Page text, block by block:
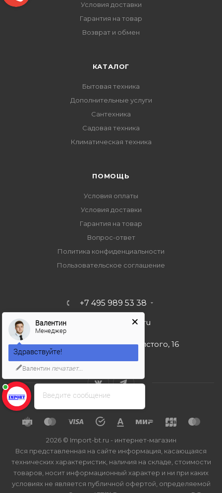
Условия доставки
Гарантия на товар
Возврат и обмен
КАТАЛОГ
Бытовая техника
Дополнительные услуги
Сантехника
Садовая техника
Климатическая техника
ПОМОЩЬ
Условия оплаты
Условия доставки
Гарантия на товар
Вопрос-ответ
Политика конфиденциальности
Пользовательское соглашение
+7 495 989 53 38
import-bt@bk.ru
г. Москва, ул. Льва Толстого, 16
2026 © Import-bt.ru - интернет-магазин
Вся представленная на сайте информация, касающаяся
технических характеристик, наличия на складе, стоимости
товаров, носит информационный характер и ни при каких
условиях не является публичной офертой, определяемой
Введите сообщение
Валентин
Менеджер
Здравствуйте!
Валентин печатает...